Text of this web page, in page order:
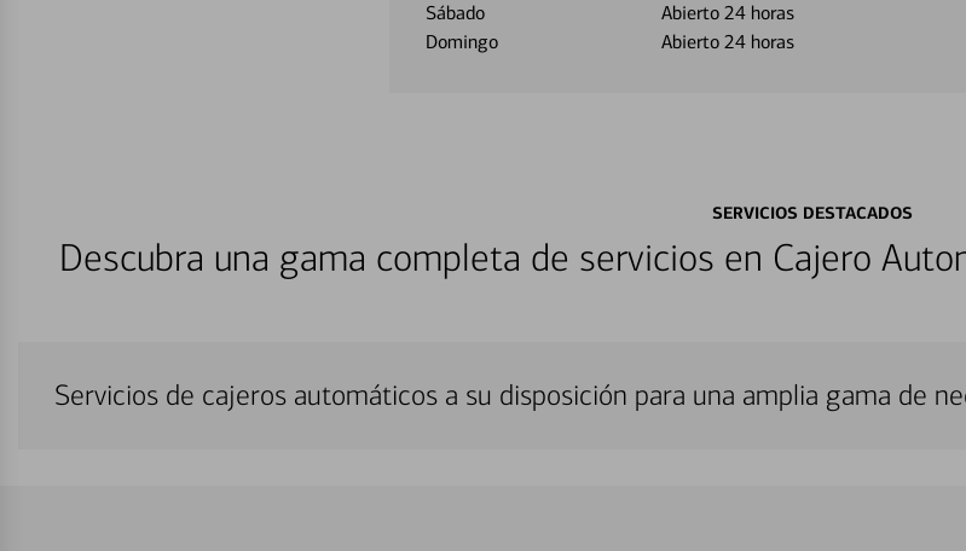
Sábado
Abierto 24 horas
Domingo
Abierto 24 horas
SERVICIOS DESTACADOS
Descubra una gama completa de servicios en Cajero
Servicios de cajeros automáticos a su disposición para una amplia gama de